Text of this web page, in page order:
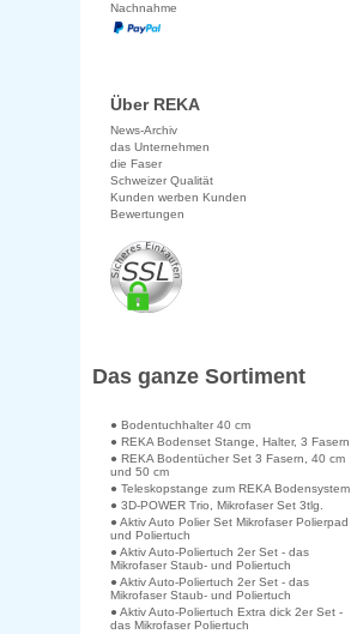
Nachnahme
Über REKA
News-Archiv
das Unternehmen
die Faser
Schweizer Qualität
Kunden werben Kunden
Bewertungen
Das ganze Sortiment
● Bodentuchhalter 40 cm
● REKA Bodenset Stange, Halter, 3 Fasern
● REKA Bodentücher Set 3 Fasern, 40 cm
und 50 cm
● Teleskopstange zum REKA Bodensystem
● 3D-POWER Trio, Mikrofaser Set 3tlg.
● Aktiv Auto Polier Set Mikrofaser Polierpad
und Poliertuch
● Aktiv Auto-Poliertuch 2er Set - das
Mikrofaser Staub- und Poliertuch
● Aktiv Auto-Poliertuch 2er Set - das
Mikrofaser Staub- und Poliertuch
● Aktiv Auto-Poliertuch Extra dick 2er Set -
das Mikrofaser Poliertuch